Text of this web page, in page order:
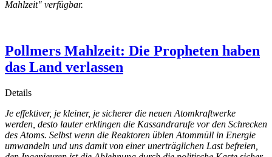
Mahlzeit" verfügbar.
Pollmers Mahlzeit: Die Propheten haben
das Land verlassen
Details
Je effektiver, je kleiner, je sicherer die neuen Atomkraftwerke
werden, desto lauter erklingen die Kassandrarufe vor den Schrecken
des Atoms. Selbst wenn die Reaktoren üblen Atommüll in Energie
umwandeln und uns damit von einer unerträglichen Last befreien,